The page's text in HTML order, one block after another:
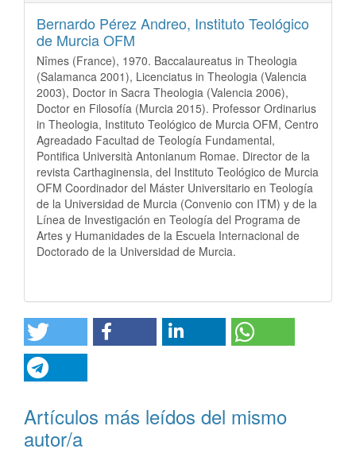
Bernardo Pérez Andreo, Instituto Teológico
de Murcia OFM
Nîmes (France), 1970. Baccalaureatus in Theologia
(Salamanca 2001), Licenciatus in Theologia (Valencia
2003), Doctor in Sacra Theologia (Valencia 2006),
Doctor en Filosofía (Murcia 2015). Professor Ordinarius
in Theologia, Instituto Teológico de Murcia OFM, Centro
Agreadado Facultad de Teología Fundamental,
Pontifica Università Antonianum Romae. Director de la
revista Carthaginensia, del Instituto Teológico de Murcia
OFM Coordinador del Máster Universitario en Teología
de la Universidad de Murcia (Convenio con ITM) y de la
Línea de Investigación en Teología del Programa de
Artes y Humanidades de la Escuela Internacional de
Doctorado de la Universidad de Murcia.
Artículos más leídos del mismo
autor/a